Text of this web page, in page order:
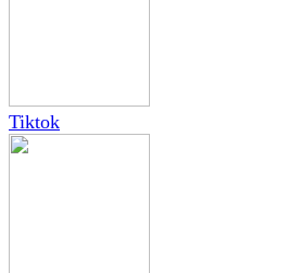
Tiktok